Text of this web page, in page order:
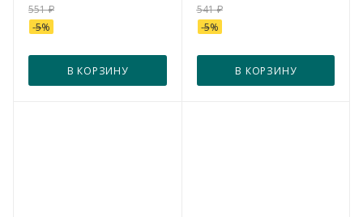
551₽
-5%
В КОРЗИНУ
541₽
-5%
В КОРЗИНУ